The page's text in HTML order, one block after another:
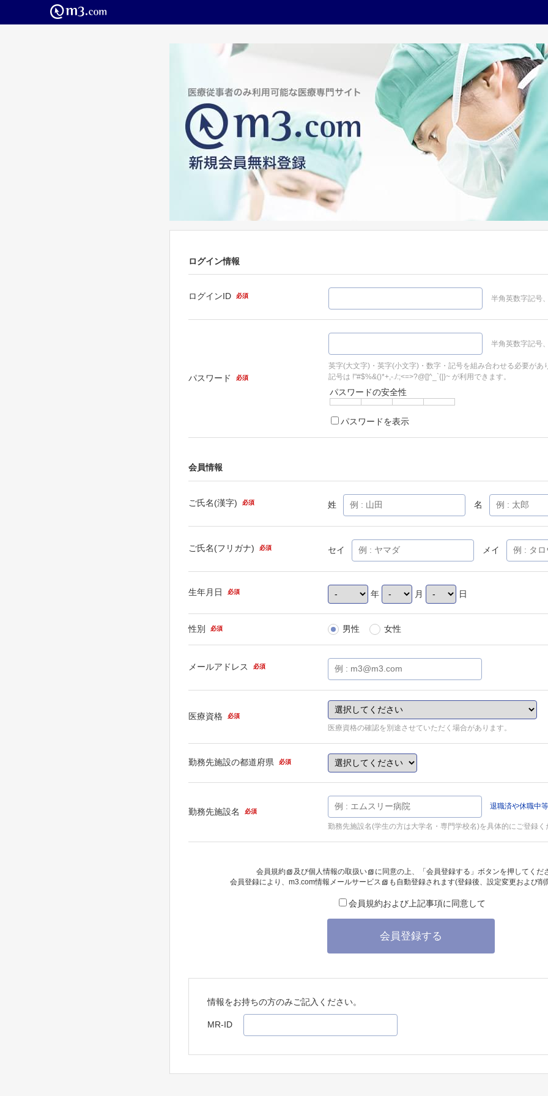
ログイン情報
ログインID 必須 半角英数字記号
パスワード 必須
半角英数字記号
英字(大文字)・英字(小文字)・数字・記号を組み合わせる必要があ
記号は !"#$%&()*+,-./:;<=>?@[]^_`{|}~ が利用できます。
パスワードの安全性
パスワードを表示
会員情報
ご氏名(漢字) 必須 姓 名
ご氏名(フリガナ) 必須 セイ メイ
生年月日 必須 年 月 日
性別 必須 男性 女性
メールアドレス 必須
医療資格 必須
医療資格の確認を別途させていただく場合があります。
勤務先施設の都道府県 必須
勤務先施設名 必須
退職済や休職中
勤務先施設名(学生の方は大学名・専門学校名)を具体的にご登録く
会員規約 及び個人情報の取扱い
に同意の上、「会員登録する」ボタンを押してくだ
会員登録により、 m3.com情報メールサービス も自動登録されます(登録後、設定変更および
会員規約および上記事項に同意して
会員登録する
情報をお持ちの方のみご記入ください。
MR-ID